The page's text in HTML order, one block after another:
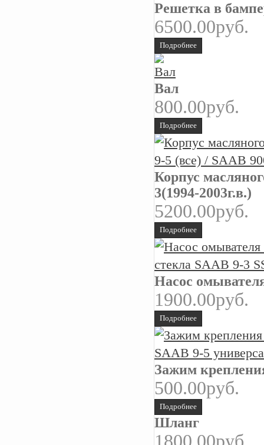
Решетка в
6500.00руб.
Подробнее
Вал
800.00руб.
Подробнее
Корпус
3(1994-2003г.в.)
5200.00руб.
Подробнее
Насос
1900.00руб.
Подробнее
Зажим
500.00руб.
Подробнее
Шланг